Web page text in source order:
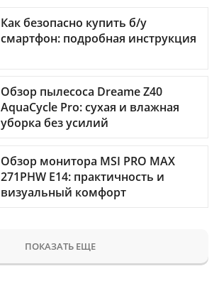
Как безопасно купить б/у
смартфон: подробная инструкция
Обзор пылесоса Dreame Z40
AquaCycle Pro: сухая и влажная
уборка без усилий
Обзор монитора MSI PRO MAX
271PHW E14: практичность и
визуальный комфорт
ПОКАЗАТЬ ЕЩЕ